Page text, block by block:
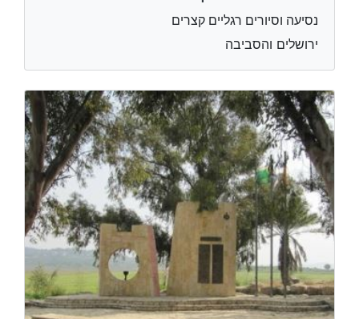
נסיעה וסיורים רגליים קצרים
ירושלים והסביבה